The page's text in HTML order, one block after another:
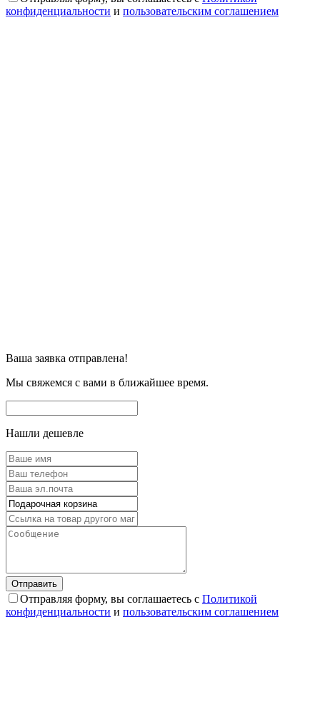
конфиденциальности и пользовательским соглашением
Ваша заявка отправлена!
Мы свяжемся с вами в ближайшее время.
Нашли дешевле
Отправляя форму, вы соглашаетесь с Политикой
конфиденциальности и пользовательским соглашением